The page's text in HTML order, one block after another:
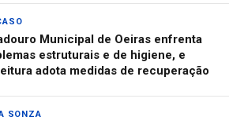
Municipal de Oeiras enfrenta
estruturais e de higiene, e
adota medidas de recuperação
SONZA